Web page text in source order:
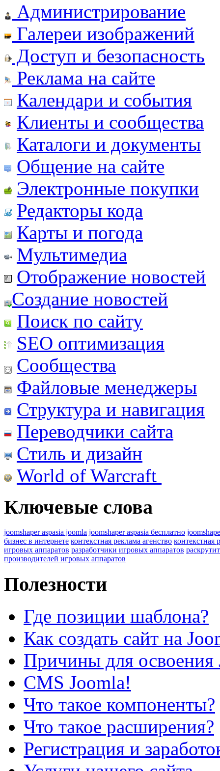
Администрирование
Галереи изображений
Доступ и безопасность
Реклама на сайте
Календари и события
Клиенты и сообщества
Каталоги и документы
Общение на сайте
Электронные покупки
Редакторы кода
Карты и погода
Мультимедиа
Отображение новостей
Создание новостей
Поиск по сайту
SEO оптимизация
Сообщества
Файловые менеджеры
Структура и навигация
Переводчики сайта
Стиль и дизайн
World of Warcraft
Ключевые слова
joomshaper aspasia joomla joomshaper aspasia бесплатно
бизнес в интернете контекстная реклама агенство контекстная
игровых аппаратов разработчики игровых аппаратов
производителей игровых аппаратов
Полезности
Где позиции шаблона?
Как создать сайт на
Причины для освоения
CMS Joomla!
Что такое компоненты?
Что такое расширения?
Регистрация и